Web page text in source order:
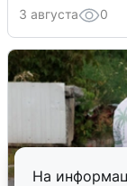
На
3 августа 0